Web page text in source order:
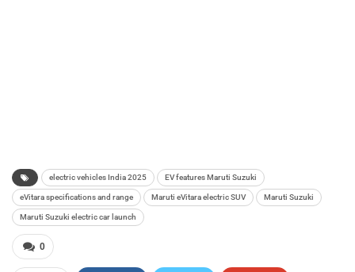
electric vehicles India 2025 EV features Maruti Suzuki
eVitara specifications and range Maruti eVitara electric SUV Maruti Suzuki
Maruti Suzuki electric car launch
0